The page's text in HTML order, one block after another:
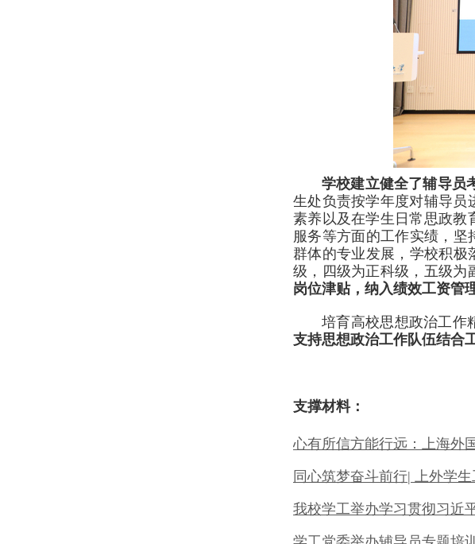
学校建立健全了辅导员
生处负责按学年度对辅导员
素养以及在学生日常思政教
服务等方面的工作实绩， 坚
群体的专业发展， 学校积极
级，四级为正科级，五级为
岗位津贴，纳入绩效工资管
培育高校思想政治工作
支持思想政治工作队伍结合
支撑材料：
心有所信方能行远：上海外
同心筑梦奋斗前行| 上外学
我校学工举办学习贯彻习近